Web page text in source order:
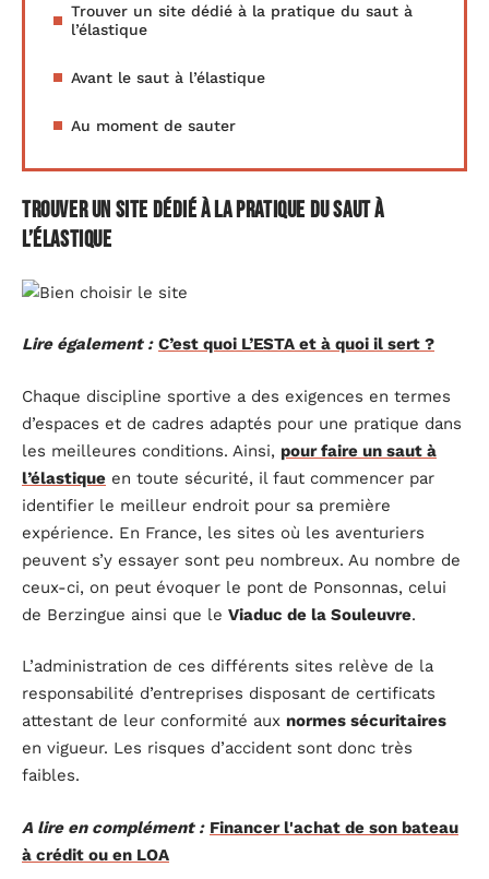
Trouver un site dédié à la pratique du saut à
l’élastique
Avant le saut à l’élastique
Au moment de sauter
Trouver un site dédié à la pratique du saut à
l’élastique
Lire également : C’est quoi L’ESTA et à quoi il sert ?
Chaque discipline sportive a des exigences en termes
d’espaces et de cadres adaptés pour une pratique dans
les meilleures conditions. Ainsi, pour faire un saut à
l’élastique en toute sécurité, il faut commencer par
identifier le meilleur endroit pour sa première
expérience. En France, les sites où les aventuriers
peuvent s’y essayer sont peu nombreux. Au nombre de
ceux-ci, on peut évoquer le pont de Ponsonnas, celui
de Berzingue ainsi que le Viaduc de la Souleuvre.
L’administration de ces différents sites relève de la
responsabilité d’entreprises disposant de certificats
attestant de leur conformité aux normes sécuritaires
en vigueur. Les risques d’accident sont donc très
faibles.
A lire en complément : Financer l'achat de son bateau
à crédit ou en LOA